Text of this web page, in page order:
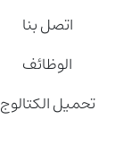
اتصل بنا
الوظائف
تحميل الكتالوج